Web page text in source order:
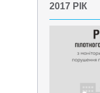
2017 РІК